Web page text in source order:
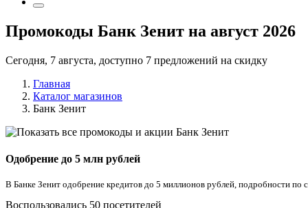
Промокоды Банк Зенит на август 2026
Сегодня, 7 августа, доступно 7 предложений на скидку
Главная
Каталог магазинов
Банк Зенит
Одобрение до 5 млн рублей
В Банке Зенит одобрение кредитов до 5 миллионов рублей, подробности по
Воспользовались 50 посетителей